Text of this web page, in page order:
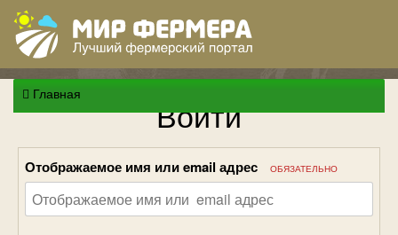
Главная Войти
Отображаемое имя или email адрес ОБЯЗАТЕЛЬНО